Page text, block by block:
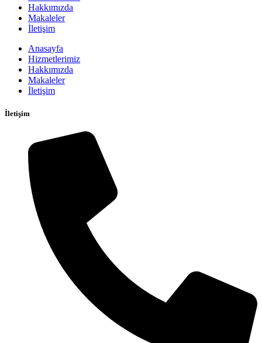
Hakkımızda
Makaleler
İletişim
Anasayfa
Hizmetlerimiz
Hakkımızda
Makaleler
İletişim
İletişim